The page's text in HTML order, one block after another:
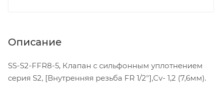
Описание
SS-S2-FFR8-5, Клапан с сильфонным уплотнением
серия S2, [Внутренняя резьба FR 1/2"],Cv- 1,2 (7,6мм).